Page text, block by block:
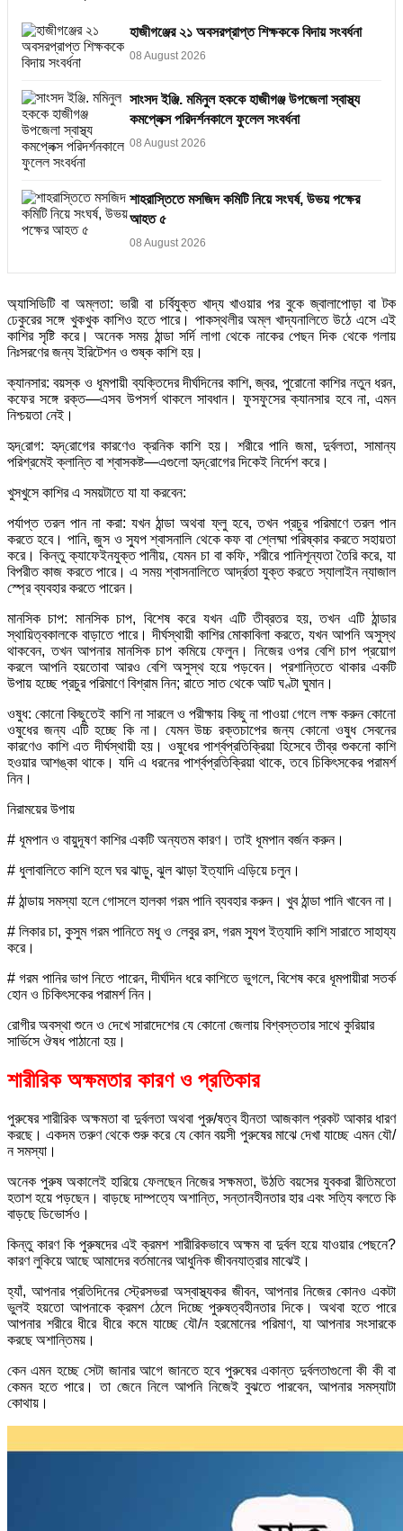
হাজীগঞ্জের ২১ অবসরপ্রাপ্ত শিক্ষককে বিদায় সংবর্ধনা
08 August 2026
সাংসদ ইঞ্জি. মমিনুল হককে হাজীগঞ্জ উপজেলা স্বাস্থ্য
কমপ্লেক্স পরিদর্শনকালে ফুলেল সংবর্ধনা
08 August 2026
শাহরাস্তিতে মসজিদ কমিটি নিয়ে সংঘর্ষ, উভয় পক্ষের
আহত ৫
08 August 2026
অ্যাসিডিটি বা অম্লতা: ভারী বা চর্বিযুক্ত খাদ্য খাওয়ার পর বুকে জ্বালাপোড়া বা টক
ঢেকুরের সঙ্গে খুকখুক কাশিও হতে পারে। পাকস্থলীর অম্ল খাদ্যনালিতে উঠে এসে এই
কাশির সৃষ্টি করে। অনেক সময় ঠান্ডা সর্দি লাগা থেকে নাকের পেছন দিক থেকে গলায়
নিঃসরণের জন্য ইরিটেশন ও শুষ্ক কাশি হয়।
ক্যানসার: বয়স্ক ও ধূমপায়ী ব্যক্তিদের দীর্ঘদিনের কাশি, জ্বর, পুরোনো কাশির নতুন ধরন,
কফের সঙ্গে রক্ত—এসব উপসর্গ থাকলে সাবধান। ফুসফুসের ক্যানসার হবে না, এমন
নিশ্চয়তা নেই।
হৃদ্‌রোগ: হৃদ্‌রোগের কারণেও ক্রনিক কাশি হয়। শরীরে পানি জমা, দুর্বলতা, সামান্য
পরিশ্রমেই ক্লান্তি বা শ্বাসকষ্ট—এগুলো হৃদ্‌রোগের দিকেই নির্দেশ করে।
খুসখুসে কাশির এ সময়টাতে যা যা করবেন:
পর্যাপ্ত তরল পান না করা: যখন ঠান্ডা অথবা ফ্লু হবে, তখন প্রচুর পরিমাণে তরল পান
করতে হবে। পানি, জুস ও স্যুপ শ্বাসনালি থেকে কফ বা শ্লেষ্মা পরিষ্কার করতে সহায়তা
করে। কিন্তু ক্যাফেইনযুক্ত পানীয়, যেমন চা বা কফি, শরীরে পানিশূন্যতা তৈরি করে, যা
বিপরীত কাজ করতে পারে। এ সময় শ্বাসনালিতে আর্দ্রতা যুক্ত করতে স্যালাইন ন্যাজাল
স্প্রে ব্যবহার করতে পারেন।
মানসিক চাপ: মানসিক চাপ, বিশেষ করে যখন এটি তীব্রতর হয়, তখন এটি ঠান্ডার
স্থায়িত্বকালকে বাড়াতে পারে। দীর্ঘস্থায়ী কাশির মোকাবিলা করতে, যখন আপনি অসুস্থ
থাকবেন, তখন আপনার মানসিক চাপ কমিয়ে ফেলুন। নিজের ওপর বেশি চাপ প্রয়োগ
করলে আপনি হয়তোবা আরও বেশি অসুস্থ হয়ে পড়বেন। প্রশান্তিতে থাকার একটি
উপায় হচ্ছে প্রচুর পরিমাণে বিশ্রাম নিন; রাতে সাত থেকে আট ঘণ্টা ঘুমান।
ওষুধ: কোনো কিছুতেই কাশি না সারলে ও পরীক্ষায় কিছু না পাওয়া গেলে লক্ষ করুন কোনো
ওষুধের জন্য এটি হচ্ছে কি না। যেমন উচ্চ রক্তচাপের জন্য কোনো ওষুধ সেবনের
কারণেও কাশি এত দীর্ঘস্থায়ী হয়। ওষুধের পার্শ্বপ্রতিক্রিয়া হিসেবে তীব্র শুকনো কাশি
হওয়ার আশঙ্কা থাকে। যদি এ ধরনের পার্শ্বপ্রতিক্রিয়া থাকে, তবে চিকিৎসকের পরামর্শ
নিন।
নিরাময়ের উপায়
# ধূমপান ও বায়ুদূষণ কাশির একটি অন্যতম কারণ। তাই ধূমপান বর্জন করুন।
# ধুলাবালিতে কাশি হলে ঘর ঝাড়ু, ঝুল ঝাড়া ইত্যাদি এড়িয়ে চলুন।
# ঠান্ডায় সমস্যা হলে গোসলে হালকা গরম পানি ব্যবহার করুন। খুব ঠান্ডা পানি খাবেন না।
# লিকার চা, কুসুম গরম পানিতে মধু ও লেবুর রস, গরম স্যুপ ইত্যাদি কাশি সারাতে সাহায্য
করে।
# গরম পানির ভাপ নিতে পারেন, দীর্ঘদিন ধরে কাশিতে ভুগলে, বিশেষ করে ধূমপায়ীরা সতর্ক
হোন ও চিকিৎসকের পরামর্শ নিন।
রোগীর অবস্থা শুনে ও দেখে সারাদেশের যে কোনো জেলায় বিশ্বস্ততার সাথে কুরিয়ার
সার্ভিসে ঔষধ পাঠানো হয়।
শারীরিক অক্ষমতার কারণ ও প্রতিকার
পুরুষের শারীরিক অক্ষমতা বা দুর্বলতা অথবা পুরু/ষত্ব হীনতা আজকাল প্রকট আকার ধারণ
করছে। একদম তরুণ থেকে শুরু করে যে কোন বয়সী পুরুষের মাঝে দেখা যাচ্ছে এমন যৌ/
ন সমস্যা।
অনেক পুরুষ অকালেই হারিয়ে ফেলছেন নিজের সক্ষমতা, উঠতি বয়সের যুবকরা রীতিমতো
হতাশ হয়ে পড়ছেন। বাড়ছে দাম্পত্যে অশান্তি, সন্তানহীনতার হার এবং সত্যি বলতে কি
বাড়ছে ডিভোর্সও।
কিন্তু কারণ কি পুরুষদের এই ক্রমশ শারীরিকভাবে অক্ষম বা দুর্বল হয়ে যাওয়ার পেছনে?
কারণ লুকিয়ে আছে আমাদের বর্তমানের আধুনিক জীবনযাত্রার মাঝেই।
হ্যাঁ, আপনার প্রতিদিনের স্ট্রেসভরা অস্বাস্থ্যকর জীবন, আপনার নিজের কোনও একটা
ভুলই হয়তো আপনাকে ক্রমশ ঠেলে দিচ্ছে পুরুষত্বহীনতার দিকে। অথবা হতে পারে
আপনার শরীরে ধীরে ধীরে কমে যাচ্ছে যৌ/ন হরমোনের পরিমাণ, যা আপনার সংসারকে
করছে অশান্তিময়।
কেন এমন হচ্ছে সেটা জানার আগে জানতে হবে পুরুষের একান্ত দুর্বলতাগুলো কী কী বা
কেমন হতে পারে। তা জেনে নিলে আপনি নিজেই বুঝতে পারবেন, আপনার সমস্যাটা
কোথায়।